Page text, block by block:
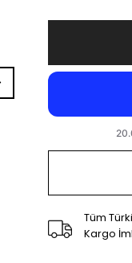
Tüm
Kargo